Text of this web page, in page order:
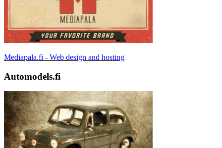
Mediapala.fi - Web design and hosting
Automodels.fi